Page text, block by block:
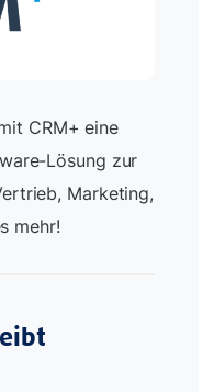
CRM+ eine
Lösung zur
Marketing,
mehr!